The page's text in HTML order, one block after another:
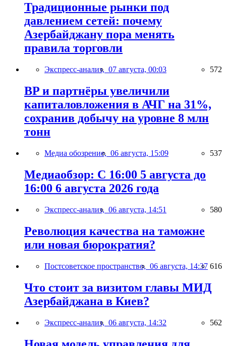
Традиционные рынки под
давлением сетей: почему
Азербайджану пора менять
правила торговли
Экспресс-анализ, 07 августа, 00:03 572
BP и партнёры увеличили
капиталовложения в АЧГ на 31%,
сохранив добычу на уровне 8 млн
тонн
Медиа обозрение, 06 августа, 15:09 537
Медиаобзор: С 16:00 5 августа до
16:00 6 августа 2026 года
Экспресс-анализ, 06 августа, 14:51 580
Революция качества на таможне
или новая бюрократия?
Постсоветское пространство, 06 августа, 14:37 616
Что стоит за визитом главы МИД
Азербайджана в Киев?
Экспресс-анализ, 06 августа, 14:32 562